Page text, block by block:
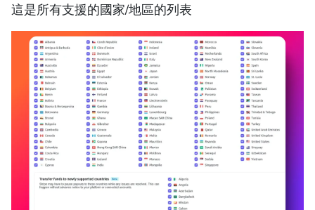
這是所有支援的國家/地區的列表